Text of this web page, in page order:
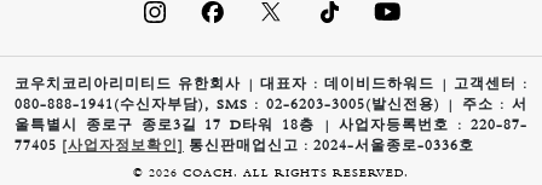
코우치코리아리미티드 유한회사 | 대표자 : 데이비드하워드 | 고객센터 :
080-888-1941(수신자부담), SMS : 02-6203-3005(발신전용) | 주소 : 서
울특별시 종로구 종로3길 17 D타워 18층 | 사업자등록번호 : 220-87-
77405
[사업자정보확인] 통신판매업신고 : 2024-서울종로-0336호
© 2026 COACH. ALL RIGHTS RESERVED.